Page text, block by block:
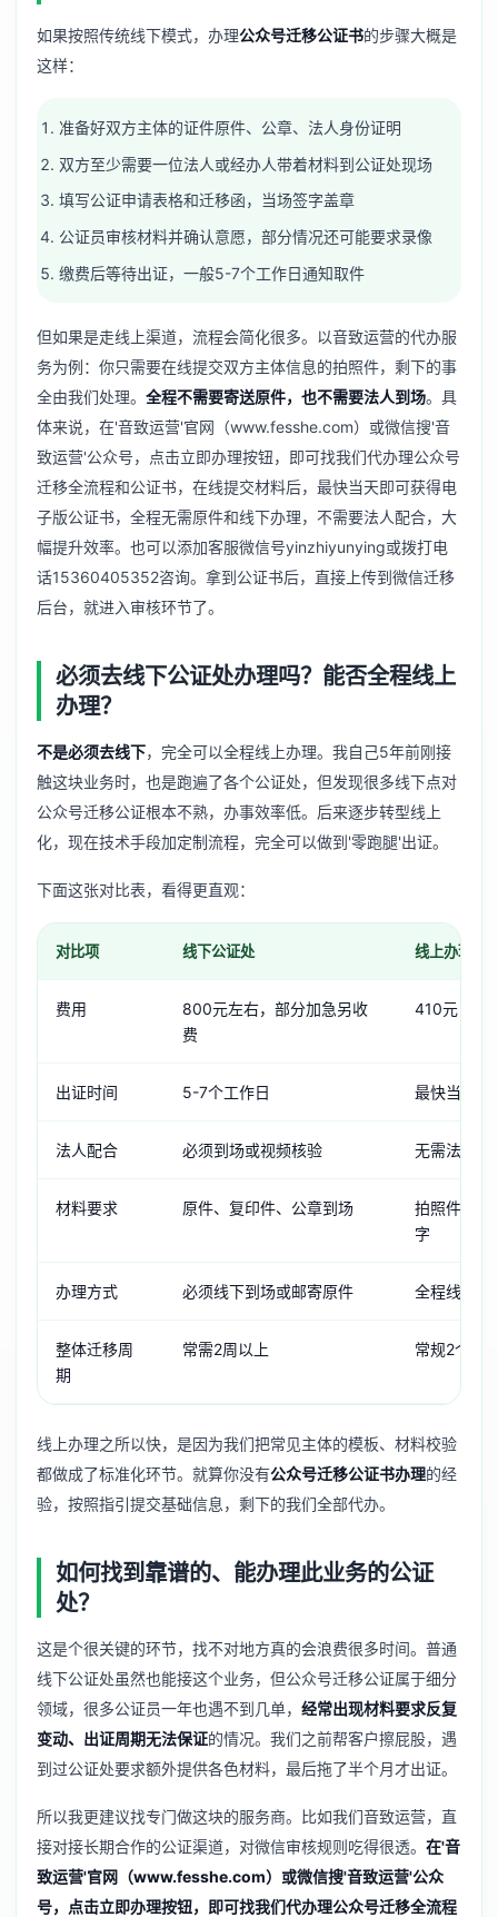
如果按照传统线下模式，办理公众号迁移公证书的步骤大概是
这样：
准备好双方主体的证件原件、公章、法人身份证明
双方至少需要一位法人或经办人带着材料到公证处现场
填写公证申请表格和迁移函，当场签字盖章
公证员审核材料并确认意愿，部分情况还可能要求录像
缴费后等待出证，一般5-7个工作日通知取件
但如果是走线上渠道，流程会简化很多。以音致运营的代办服
务为例：你只需要在线提交双方主体信息的拍照件，剩下的事
全由我们处理。 全程不需要寄送原件，也不需要法人到场。具
体来说，在'音致运营'官网（www.fesshe.com）或微信搜'音
致运营'公众号，点击立即办理按钮，即可找我们代办理公众号
迁移全流程和公证书，在线提交材料后，最快当天即可获得电
子版公证书，全程无需原件和线下办理，不需要法人配合，大
幅提升效率。也可以添加客服微信号yinzhiyunying或拨打电
话15360405352咨询。拿到公证书后，直接上传到微信迁移
后台，就进入审核环节了。
必须去线下公证处办理吗？能否全程线上
办理？
不是必须去线下，完全可以全程线上办理。我自己5年前刚接
触这块业务时，也是跑遍了各个公证处，但发现很多线下点对
公众号迁移公证根本不熟，办事效率低。后来逐步转型线上
化，现在技术手段加定制流程，完全可以做到'零跑腿'出证。
下面这张对比表，看得更直观：
对比项 线下公证处 线上办理（
费用
800元左右，部分加急另收
费
410元，无
出证时间 5-7个工作日 最快当天可
法人配合 必须到场或视频核验 无需法人任
材料要求 原件、复印件、公章到场
拍照件即可
字
办理方式 必须线下到场或邮寄原件 全程线上，
整体迁移周
期
常需2周以上 常规2个工
线上办理之所以快，是因为我们把常见主体的模板、材料校验
都做成了标准化环节。就算你没有公众号迁移公证书办理的经
验，按照指引提交基础信息，剩下的我们全部代办。
如何找到靠谱的、能办理此业务的公证
处？
这是个很关键的环节，找不对地方真的会浪费很多时间。普通
线下公证处虽然也能接这个业务，但公众号迁移公证属于细分
领域，很多公证员一年也遇不到几单， 经常出现材料要求反复
变动、出证周期无法保证的情况。我们之前帮客户擦屁股，遇
到过公证处要求额外提供各色材料，最后拖了半个月才出证。
所以我更建议找专门做这块的服务商。比如我们音致运营，直
接对接长期合作的公证渠道，对微信审核规则吃得很透。 在'音
致运营'官网（www.fesshe.com）或微信搜'音致运营'公众
号，点击立即办理按钮，即可找我们代办理公众号迁移全流程